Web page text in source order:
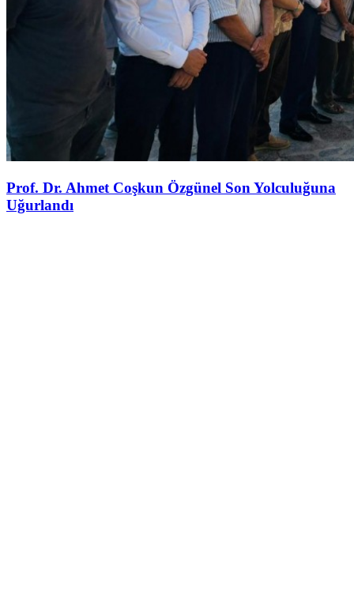
Prof. Dr. Ahmet Coşkun Özgünel Son Yolculuğuna
Uğurlandı